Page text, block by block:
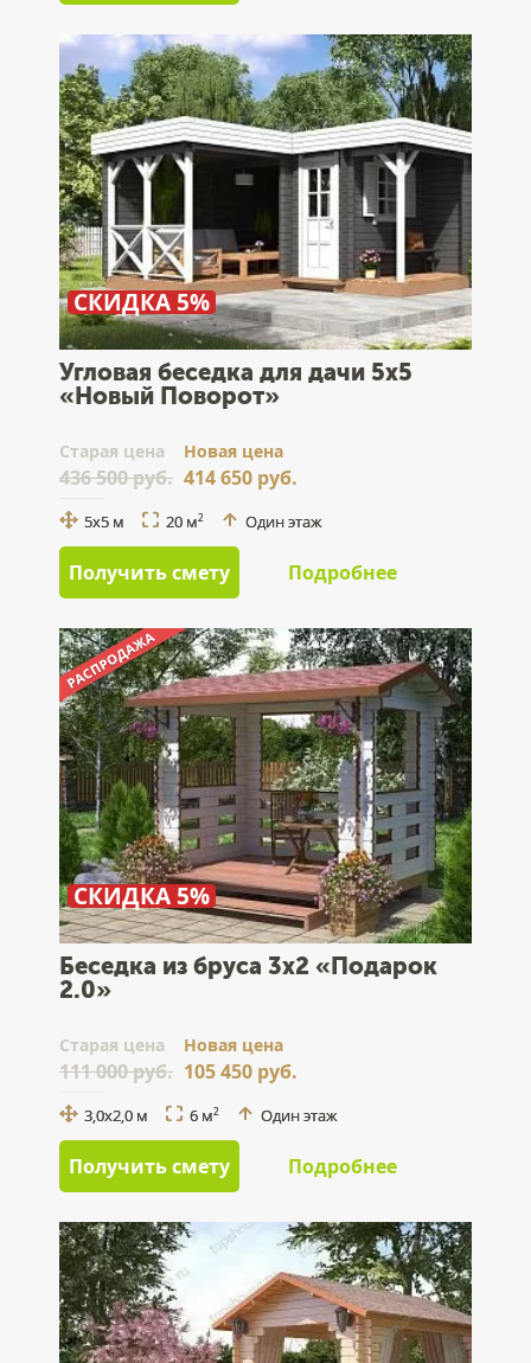
СКИДКА 5%
Угловая беседка для дачи 5х5
«Новый Поворот»
Cтарая цена
436 500 руб.
Новая цена
414 650 руб.
5х5 м 20 м2 Один этаж
Получить смету Подробнее
СКИДКА 5%
Беседка из бруса 3х2 «Подарок
2.0»
Cтарая цена
111 000 руб.
Новая цена
105 450 руб.
3,0х2,0 м 6 м2 Один этаж
Получить смету Подробнее